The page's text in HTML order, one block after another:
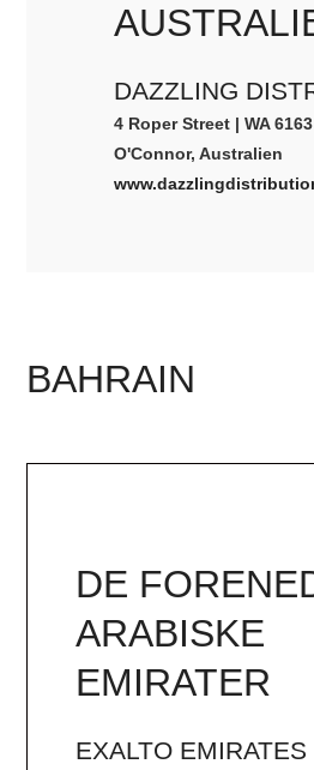
DAZZLING
4 Roper Street | WA 6163
O'Connor, Australien
BAHRAIN
DE
ARABISKE
EMIRATER
EXALTO EMIRATES